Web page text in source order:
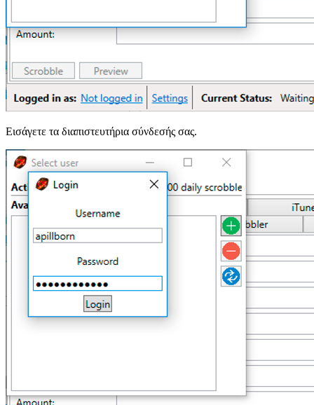
Εισάγετε τα διαπιστευτήρια σύνδεσής σας.